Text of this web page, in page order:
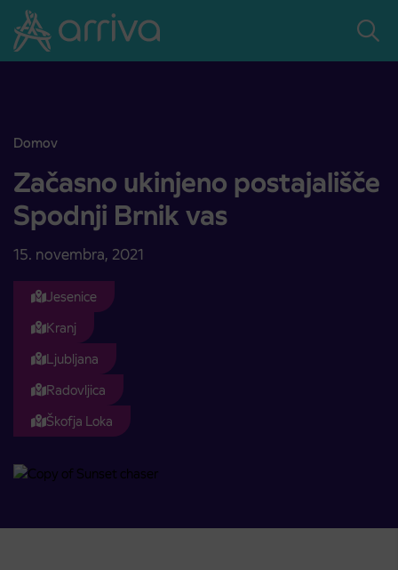
Skoči na vsebino
Domov
Začasno ukinjeno postajališče Spodnji Brnik vas
Začasno ukinjeno postajališče
Spodnji Brnik vas
15. novembra, 2021
Jesenice
Kranj
Ljubljana
Radovljica
Škofja Loka